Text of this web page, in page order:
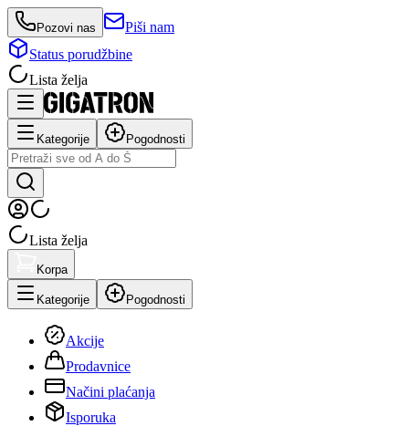
Pozovi nas
Piši nam
Status porudžbine
Lista želja
Kategorije Pogodnosti
Lista želja
Korpa
Kategorije Pogodnosti
Akcije
Prodavnice
Načini plaćanja
Isporuka